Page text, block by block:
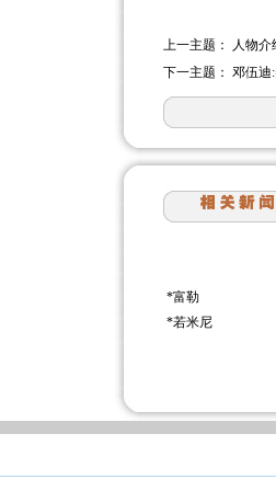
上一主题：
人物
下一主题： 邓伍迪
*富勒
*若米尼